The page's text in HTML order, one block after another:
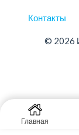
Контакты
© 2026
Главная